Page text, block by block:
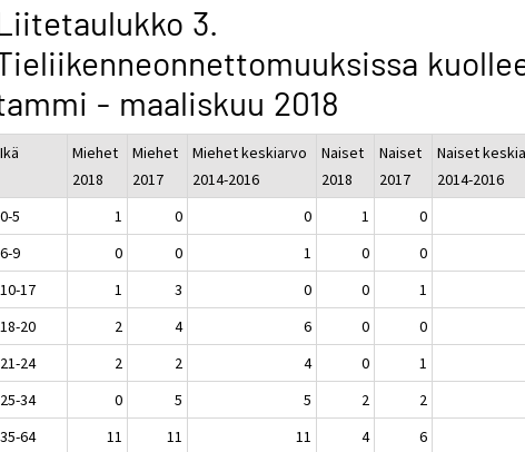
3.
- maaliskuu 2018
Ikä
Miehet
2018
Miehet
2017
Miehet keskiarvo
2014-2016
Naiset
2018
Naiset
2017
Naiset
2014-2016
0-5
1 0 0 1 0
6-9
0 0 1 0 0
10-17
1 3 0 0 1
18-20
2 4 6 0 0
21-24
2 2 4 0 1
25-34
0 5 5 2 2
35-64
11 11 11 4 6